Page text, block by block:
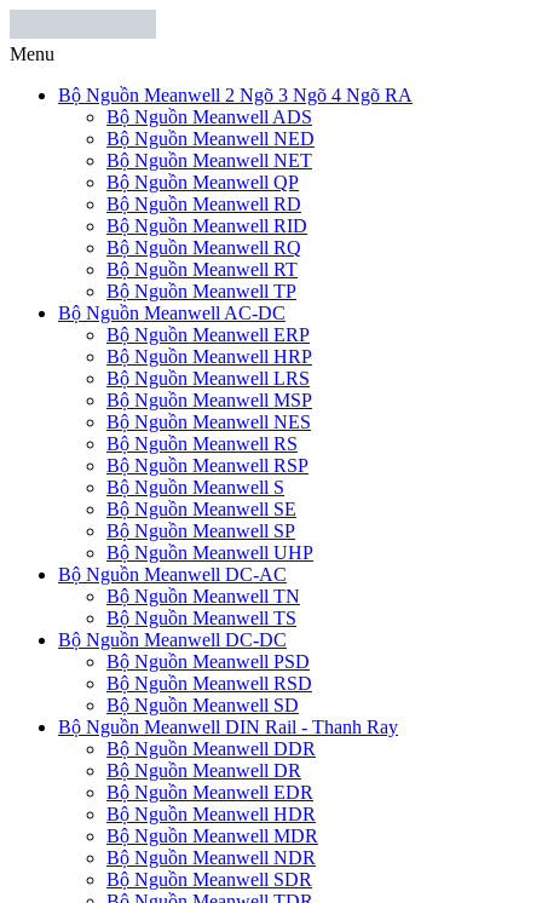
Menu
Bộ Nguồn Meanwell 2 Ngõ 3 Ngõ 4 Ngõ RA
Bộ Nguồn Meanwell ADS
Bộ Nguồn Meanwell NED
Bộ Nguồn Meanwell NET
Bộ Nguồn Meanwell QP
Bộ Nguồn Meanwell RD
Bộ Nguồn Meanwell RID
Bộ Nguồn Meanwell RQ
Bộ Nguồn Meanwell RT
Bộ Nguồn Meanwell TP
Bộ Nguồn Meanwell AC-DC
Bộ Nguồn Meanwell ERP
Bộ Nguồn Meanwell HRP
Bộ Nguồn Meanwell LRS
Bộ Nguồn Meanwell MSP
Bộ Nguồn Meanwell NES
Bộ Nguồn Meanwell RS
Bộ Nguồn Meanwell RSP
Bộ Nguồn Meanwell S
Bộ Nguồn Meanwell SE
Bộ Nguồn Meanwell SP
Bộ Nguồn Meanwell UHP
Bộ Nguồn Meanwell DC-AC
Bộ Nguồn Meanwell TN
Bộ Nguồn Meanwell TS
Bộ Nguồn Meanwell DC-DC
Bộ Nguồn Meanwell PSD
Bộ Nguồn Meanwell RSD
Bộ Nguồn Meanwell SD
Bộ Nguồn Meanwell DIN Rail - Thanh Ray
Bộ Nguồn Meanwell DDR
Bộ Nguồn Meanwell DR
Bộ Nguồn Meanwell EDR
Bộ Nguồn Meanwell HDR
Bộ Nguồn Meanwell MDR
Bộ Nguồn Meanwell NDR
Bộ Nguồn Meanwell SDR